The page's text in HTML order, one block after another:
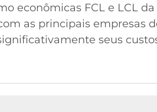
econômicas FCL e LCL
as principais empresas
seus